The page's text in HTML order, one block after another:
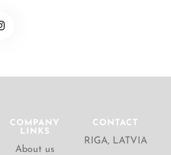
COMPANY
LINKS
About us
CONTACT
RIGA, LATVIA